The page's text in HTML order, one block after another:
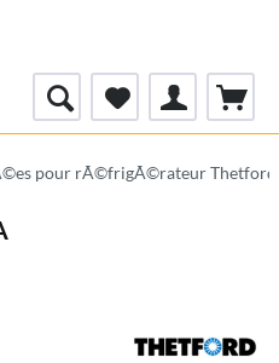
pour rÃ©frigÃ©rateur Thetford